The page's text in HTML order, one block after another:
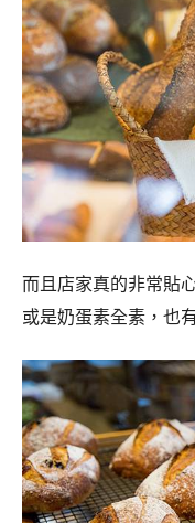
而且店家真的非常貼
或是奶蛋素全素，也